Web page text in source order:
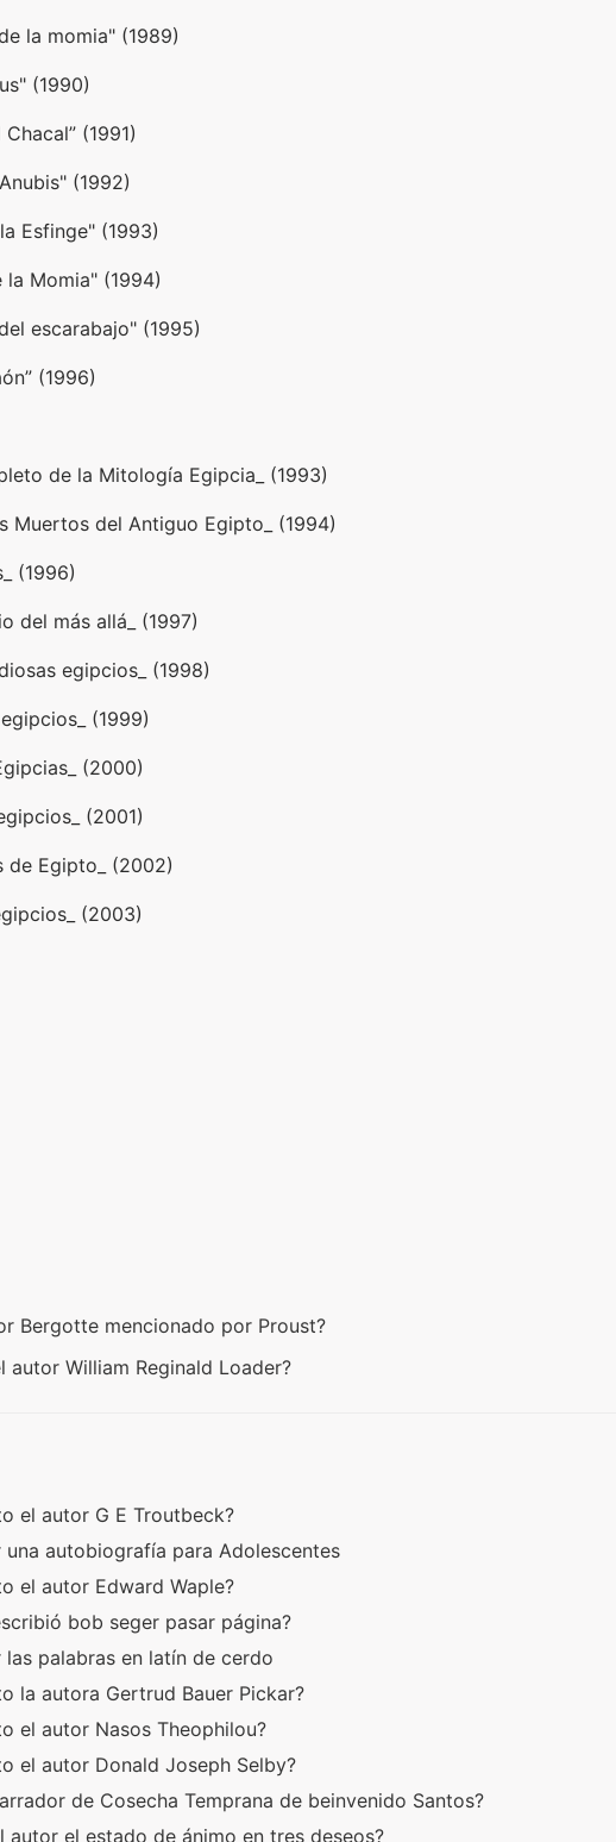
la momia" (1989)
(1990)
(1991)
(1992)
Esfinge" (1993)
la Momia" (1994)
escarabajo" (1995)
(1996)
de la Mitología Egipcia_ (1993)
Muertos del Antiguo Egipto_ (1994)
(1996)
del más allá_ (1997)
egipcios_ (1998)
(1999)
(2000)
(2001)
de Egipto_ (2002)
(2003)
Bergotte mencionado por Proust?
autor William Reginald Loader?
el autor G E Troutbeck?
una autobiografía para Adolescentes
el autor Edward Waple?
bob seger pasar página?
palabras en latín de cerdo
la autora Gertrud Bauer Pickar?
el autor Nasos Theophilou?
el autor Donald Joseph Selby?
de Cosecha Temprana de beinvenido Santos?
autor el estado de ánimo en tres deseos?